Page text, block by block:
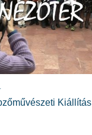
Kiállítás